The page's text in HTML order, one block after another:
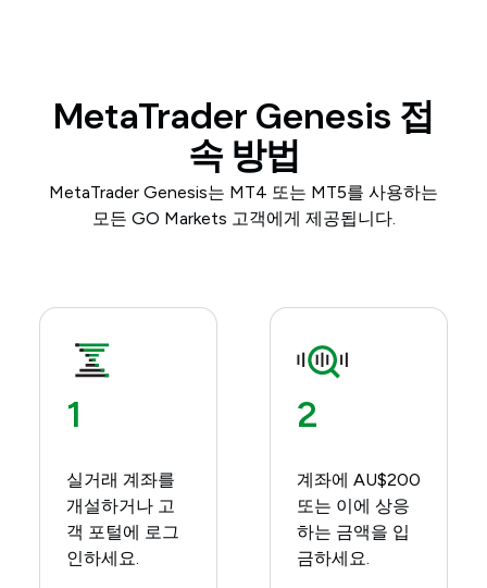
MetaTrader Genesis 접
속 방법
MetaTrader Genesis는 MT4 또는 MT5를 사용하는
모든 GO Markets 고객에게 제공됩니다.
1
실거래 계좌를
개설하거나 고
객 포털에 로그
인하세요.
2
계좌에 AU$200
또는 이에 상응
하는 금액을 입
금하세요.